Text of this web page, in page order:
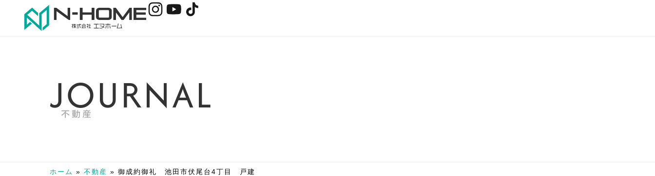
JOURNAL
不動産
ホーム » 不動産 » 御成約御礼 池田市伏尾台4丁目 戸建